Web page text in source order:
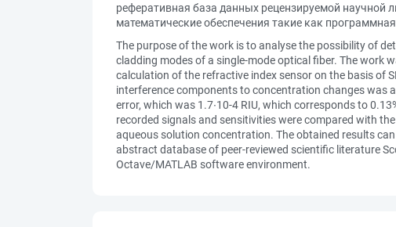
реферативная база данных рецензируемой научной
математические обеспечения такие как
The purpose of the work is to analyse the possibility of
cladding modes of a single-mode optical fiber. The work
calculation of the refractive index sensor on the basis of
interference components to concentration changes was
error, which was 1.7∙10-4 RIU, which corresponds to
recorded signals and sensitivities were compared with
aqueous solution concentration. The obtained results
abstract database of peer-reviewed scientific literature
Octave/MATLAB software environment.